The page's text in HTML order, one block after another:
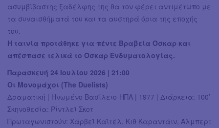
ασυμβίβαστης ξαδέλφης της θα τον φέρει αντιμέτωπο με
τα συναισθήματά του και τα αυστηρά όρια της εποχής
του.
Η ταινία προτάθηκε για πέντε Βραβεία Όσκαρ και
απέσπασε τελικά το Όσκαρ Ενδυματολογίας.
Παρασκευή 24 Ιουλίου 2026 | 21:00
Οι Μονομάχοι (The Duelists)
Δραματική | Ηνωμένο Βασίλειο-ΗΠΑ | 1977 | Διάρκεια: 100’
Σκηνοθεσία: Ρίντλεϊ Σκοτ
Πρωταγωνιστούν: Χάρβεϊ Καϊτέλ, Κιθ Καραντάιν, Άλμπερτ